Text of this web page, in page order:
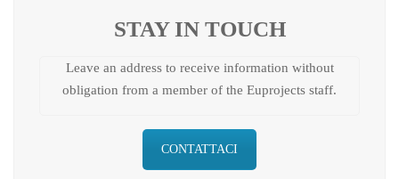
STAY IN TOUCH
Leave an address to receive information without
obligation from a member of the Euprojects staff.
CONTATTACI